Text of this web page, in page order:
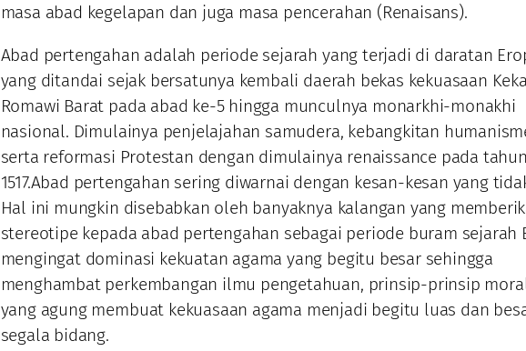
masa abad kegelapan dan juga masa pencerahan (Renaisans).
Abad pertengahan adalah periode sejarah yang terjadi di daratan
yang ditandai sejak bersatunya kembali daerah bekas kekuasaan
Romawi Barat pada abad ke-5 hingga munculnya monarkhi-monakhi
nasional. Dimulainya penjelajahan samudera, kebangkitan
serta reformasi Protestan dengan dimulainya renaissance pada tahun
1517.Abad pertengahan sering diwarnai dengan kesan-kesan yang
Hal ini mungkin disebabkan oleh banyaknya kalangan yang
stereotipe kepada abad pertengahan sebagai periode buram sejarah
mengingat dominasi kekuatan agama yang begitu besar sehingga
menghambat perkembangan ilmu pengetahuan, prinsip-prinsip
yang agung membuat kekuasaan agama menjadi begitu luas dan
segala bidang.